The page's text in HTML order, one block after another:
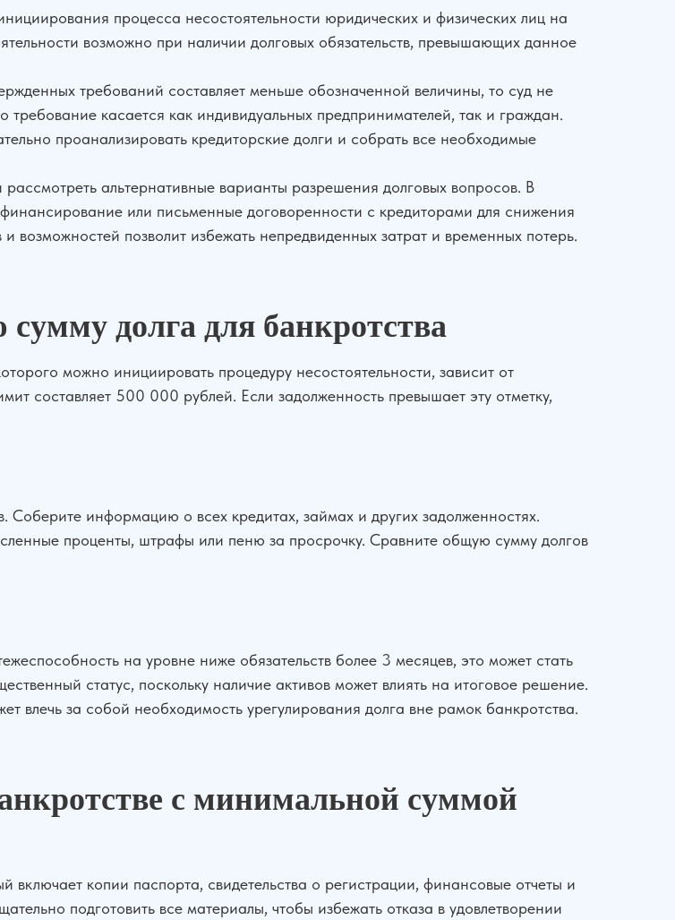
процесса несостоятельности юридических и физических лиц на
возможно при наличии долговых обязательств, превышающих данное
требований составляет меньше обозначенной величины, то суд не
касается как индивидуальных предпринимателей, так и граждан.
проанализировать кредиторские долги и собрать все необходимые
альтернативные варианты разрешения долговых вопросов. В
или письменные договоренности с кредиторами для снижения
возможностей позволит избежать непредвиденных затрат и временных потерь.
долга для банкротства
можно инициировать процедуру несостоятельности, зависит от
составляет 500 000 рублей. Если задолженность превышает эту отметку,
Соберите информацию о всех кредитах, займах и других задолженностях.
проценты, штрафы или пеню за просрочку. Сравните общую сумму долгов
на уровне ниже обязательств более 3 месяцев, это может стать
статус, поскольку наличие активов может влиять на итоговое решение.
за собой необходимость урегулирования долга вне рамок банкротства.
с минимальной суммой
копии паспорта, свидетельства о регистрации, финансовые отчеты и
подготовить все материалы, чтобы избежать отказа в удовлетворении